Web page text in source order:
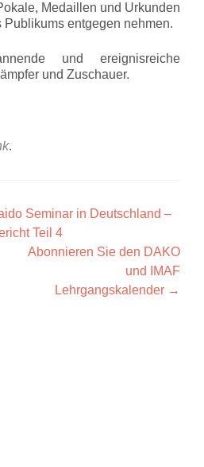
Medaillen und Urkunden
Publikums entgegen nehmen.
und ereignisreiche
und Zuschauer.
.
Seminar in Deutschland –
Teil 4
Abonnieren Sie den DAKO
und IMAF
Lehrgangskalender →